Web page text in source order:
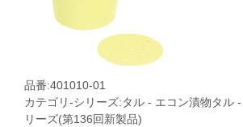
品番:401010-01
カテゴリ-シリーズ:タル - エコン漬物タル
リーズ(第136回新製品)